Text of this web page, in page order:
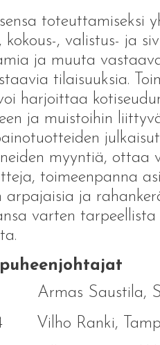
toteuttamiseksi
kokous-, valistus- ja
ja muuta
tilaisuuksia.
harjoittaa
ja muistoihin
myyntiä, ottaa
toimeenpanna
arpajaisia ja
varten
Armas Saustila,
Vilho Ranki,